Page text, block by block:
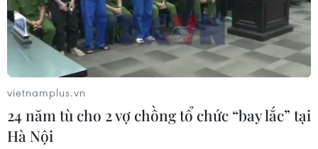
vietnamplus.vn
24 năm tù cho 2 vợ chồng tổ chức “bay lắc” tại
Hà Nội